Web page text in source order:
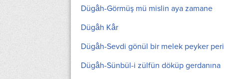
Dügâh-Görmüş mü mislin aya zamane
Dügâh Kâr
Dügâh-Sevdi gönül bir melek peyker peri
Dügâh-Sünbül-i zülfün döküp gerdanına